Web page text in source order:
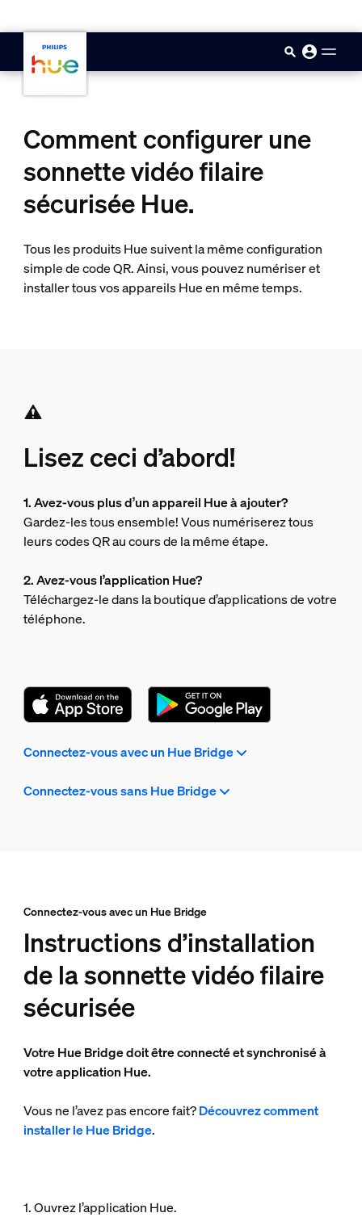
Comment configurer une
sonnette vidéo filaire
sécurisée Hue.
Tous les produits Hue suivent la même configuration
simple de code QR. Ainsi, vous pouvez numériser et
installer tous vos appareils Hue en même temps.
Lisez ceci d’abord!
1. Avez-vous plus d’un appareil Hue à ajouter?
Gardez-les tous ensemble! Vous numériserez tous
leurs codes QR au cours de la même étape.
2. Avez-vous l’application Hue?
Téléchargez-le dans la boutique d’applications de votre
téléphone.
Connectez-vous avec un Hue Bridge
Connectez-vous sans Hue Bridge
Connectez-vous avec un Hue Bridge
Instructions d’installation
de la sonnette vidéo filaire
sécurisée
Votre Hue Bridge doit être connecté et synchronisé à
votre application Hue.
Vous ne l’avez pas encore fait?Découvrez comment
installer le Hue Bridge.
1. Ouvrez l’application Hue.